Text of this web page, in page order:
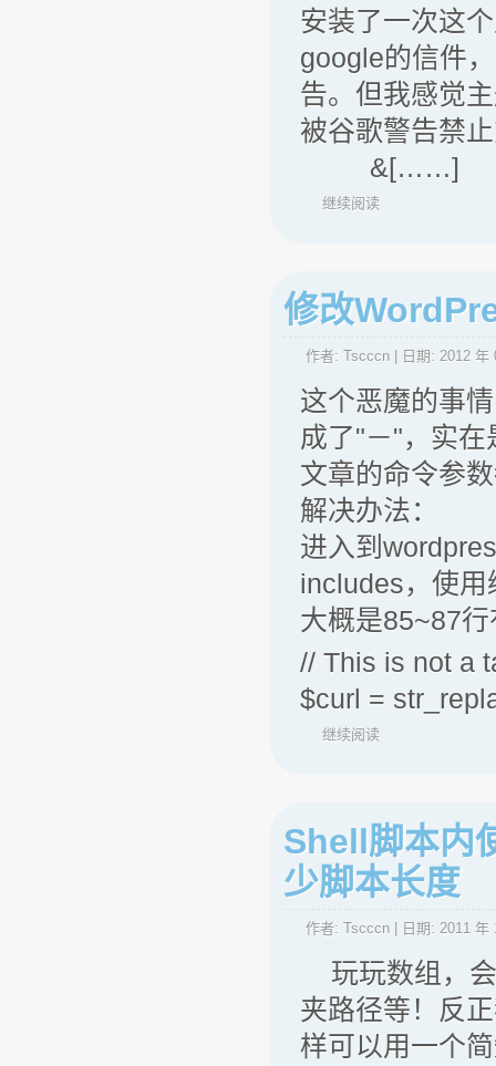
安装了一次这
google的信件
告。但我感觉
被谷歌警告禁
&[……]
继续阅读
修改
作者: Tscccn | 日期: 2012 年
这个恶魔的事
成了"－"，实
文章的命令参
解决办法：
进入到
includes，使
大概是85~87
// This is not a
$curl =
继续阅读
Shell脚本内
少脚本长度
作者: Tscccn | 日期: 2011 年
玩玩数组，会
夹路径等！反
样可以用一个